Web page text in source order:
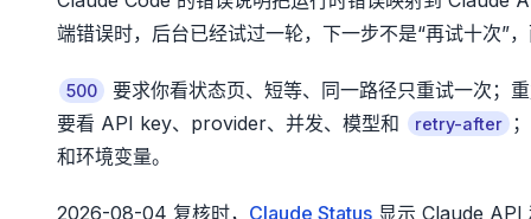
端错误时，后台已经试过一轮，下一步不是“再试十次”
500
要求你看状态页、短等、同一路径只重试一次；
要看 API key、provider、并发、模型和
retry-after
和环境变量。
2026-08-04 复核时， Claude Status 显示 Claude API